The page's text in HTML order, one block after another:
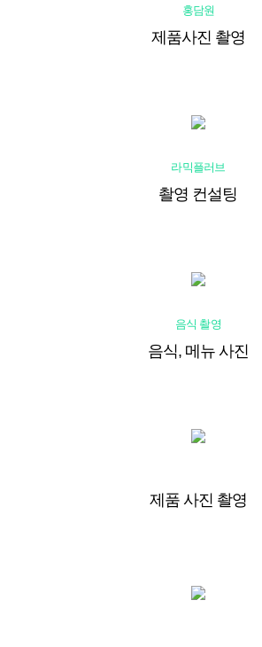
홍담원
제품사진 촬영
라믹플러브
촬영 컨설팅
음식 촬영
음식, 메뉴 사진
제품 사진 촬영